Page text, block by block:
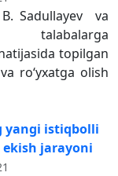
Sadullayev va
talabalarga
topilgan
ro‘yxatga olish
yangi istiqbolli
jarayoni